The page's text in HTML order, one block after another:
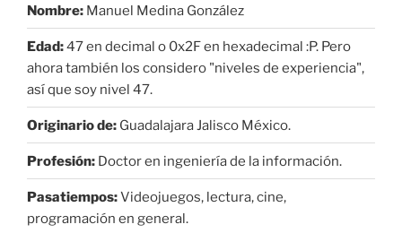
Nombre: Manuel Medina González
Edad:47 en decimal o 0x2F en hexadecimal :P. Pero
ahora también los considero "niveles de experiencia",
así que soy nivel 47.
Originario de: Guadalajara Jalisco México.
Profesión: Doctor en ingeniería de la información.
Pasatiempos:Videojuegos, lectura, cine,
programación en general.